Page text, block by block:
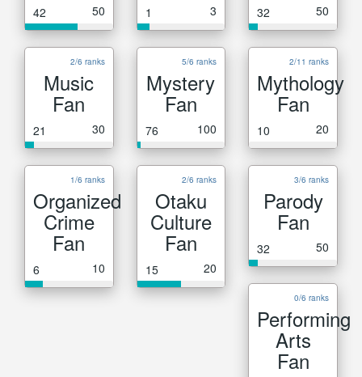
42 50 1 3 32 50
2/6 ranks
Music
Fan
21 30
5/6 ranks
Mystery
Fan
76 100
2/11 ranks
Mythology
Fan
10 20
1/6 ranks
Organized
Crime
Fan
6 10
2/6 ranks
Otaku
Culture
Fan
15 20
3/6 ranks
Parody
Fan
32 50
0/6 ranks
Performing
Arts
Fan